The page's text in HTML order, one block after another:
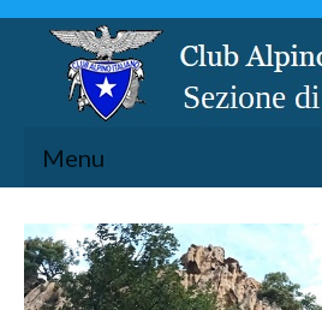
Menu
ESCURSIONISMO
SPELEOLOGIA